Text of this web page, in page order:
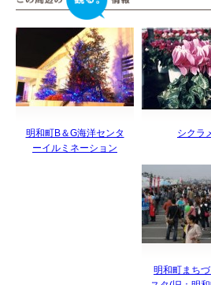
明和町B＆G海洋センタ
ーイルミネーション
シクラ
明和町まち